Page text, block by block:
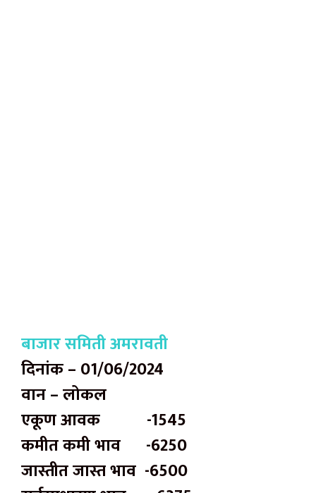
बाजार समिती अमरावती
दिनांक – 01/06/2024
वान – लोकल
एकूण आवक -1545
कमीत कमी भाव -6250
जास्तीत जास्त भाव -6500